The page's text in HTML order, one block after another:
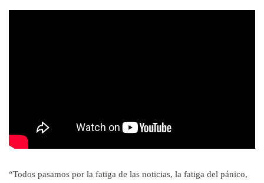
“Todos pasamos por la fatiga de las noticias, la fatiga del pánico,